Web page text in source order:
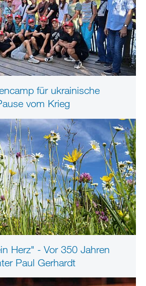
für ukrainische
vom Krieg
Herz" - Vor 350 Jahren
Paul Gerhardt